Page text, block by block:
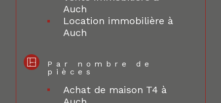
Auch
Location immobilière à
Auch
Par nombre de
pièces
Achat de maison T4 à